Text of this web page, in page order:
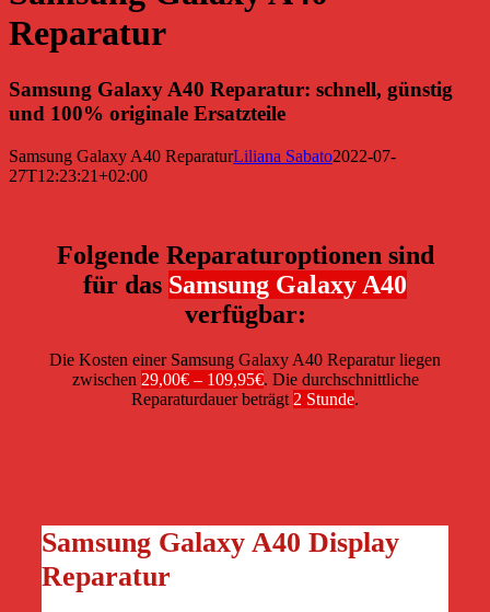
Reparatur
Samsung Galaxy A40 Reparatur: schnell, günstig
und 100% originale Ersatzteile
Samsung Galaxy A40 ReparaturLiliana Sabato2022-07-
27T12:23:21+02:00
Folgende Reparaturoptionen sind
für das Samsung Galaxy A40
verfügbar:
Die Kosten einer Samsung Galaxy A40 Reparatur liegen
zwischen 29,00€ – 109,95€. Die durchschnittliche
Reparaturdauer beträgt2 Stunde.
Samsung Galaxy A40 Display
Reparatur